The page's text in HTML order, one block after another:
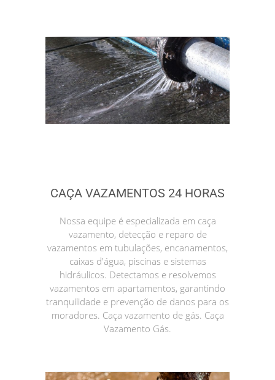
CAÇA VAZAMENTOS 24 HORAS
Nossa equipe é especializada em caça
vazamento, detecção e reparo de
vazamentos em tubulações, encanamentos,
caixas d'água, piscinas e sistemas
hidráulicos. Detectamos e resolvemos
vazamentos em apartamentos, garantindo
tranquilidade e prevenção de danos para os
moradores. Caça vazamento de gás. Caça
Vazamento Gás.